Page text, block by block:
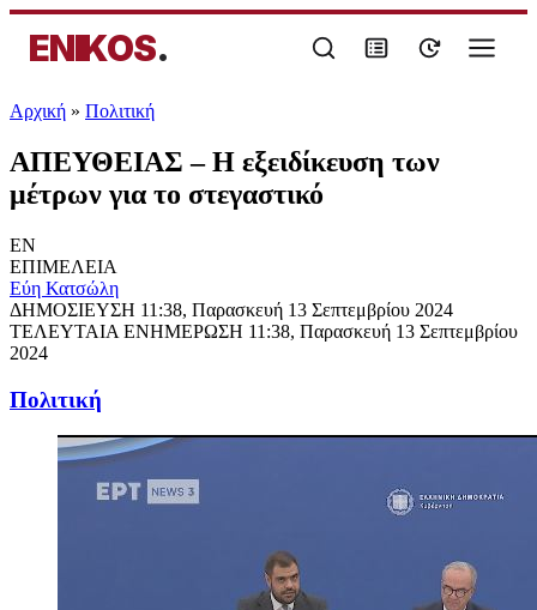
ENIKOS.
Αρχική » Πολιτική
ΑΠΕΥΘΕΙΑΣ – Η εξειδίκευση των
μέτρων για το στεγαστικό
EN
ΕΠΙΜΕΛΕΙΑ
Εύη Κατσώλη
ΔΗΜΟΣΙΕΥΣΗ 11:38, Παρασκευή 13 Σεπτεμβρίου 2024
ΤΕΛΕΥΤΑΙΑ ΕΝΗΜΕΡΩΣΗ 11:38, Παρασκευή 13 Σεπτεμβρίου
2024
Πολιτική